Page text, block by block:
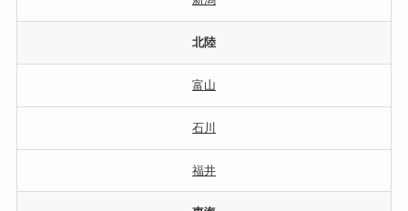
北陸
富山
石川
福井